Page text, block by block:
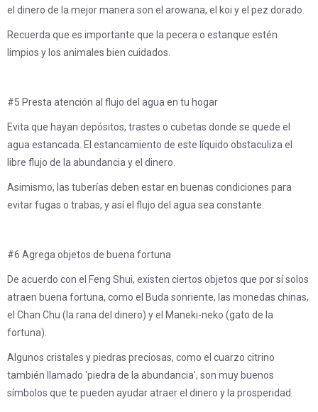
el dinero de la mejor manera son el arowana, el koi y el pez dorado.
Recuerda que es importante que la pecera o estanque estén
limpios y los animales bien cuidados.
#5 Presta atención al flujo del agua en tu hogar
Evita que hayan depósitos, trastes o cubetas donde se quede el
agua estancada. El estancamiento de este líquido obstaculiza el
libre flujo de la abundancia y el dinero.
Asimismo, las tuberías deben estar en buenas condiciones para
evitar fugas o trabas, y así el flujo del agua sea constante.
#6 Agrega objetos de buena fortuna
De acuerdo con el Feng Shui, existen ciertos objetos que por sí solos
atraen buena fortuna, como el Buda sonriente, las monedas chinas,
el Chan Chu (la rana del dinero) y el Maneki-neko (gato de la
fortuna).
Algunos cristales y piedras preciosas, como el cuarzo citrino
también llamado 'piedra de la abundancia', son muy buenos
símbolos que te pueden ayudar atraer el dinero y la prosperidad.